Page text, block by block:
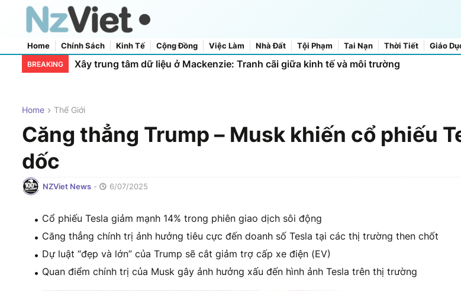
Home Chính Sách Kinh Tế Cộng Đồng Việc Làm Nhà Đất Tội Phạm Tai Nạn Thời Tiết Giáo
Home About Us
Contact Us
BREAKING
Xây trung tâm dữ liệu ở Mackenzie: Tranh cãi giữa kinh tế và môi trường
Thu 100.000 NZD từ dịch vụ bảo vệ chui, một đối tượng bị hầu tòa
Home Thế Giới
Căng thẳng Trump – Musk khiến cổ phiếu
dốc
NZViet News - 6/07/2025
Cổ phiếu Tesla giảm mạnh 14% trong phiên giao dịch sôi động
Căng thẳng chính trị ảnh hưởng tiêu cực đến doanh số Tesla tại các thị trường then chốt
Dự luật “đẹp và lớn” của Trump sẽ cắt giảm trợ cấp xe điện (EV)
Quan điểm chính trị của Musk gây ảnh hưởng xấu đến hình ảnh Tesla trên thị trường